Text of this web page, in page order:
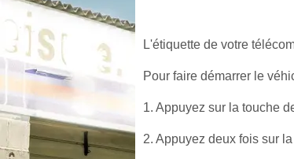
L'étiquette de votre
Pour faire démarrer le
1. Appuyez sur la touche
2. Appuyez deux fois sur